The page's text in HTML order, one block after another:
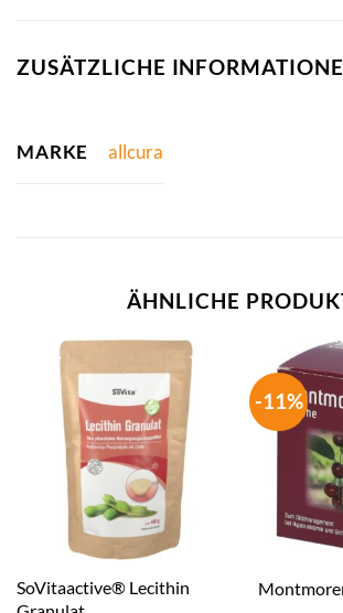
ZUSÄTZLICHE
MARKE allcura
ÄHNLICHE
SoVitaactive® Lecithin
-11%